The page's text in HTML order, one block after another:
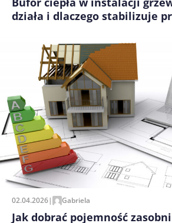
działa i dlaczego stabilizuje
02.04.2026| Gabriela
Jak dobrać pojemność